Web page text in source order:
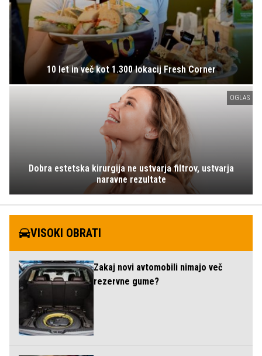
10 let in več kot 1.300 lokacij Fresh Corner
OGLAS
Dobra estetska kirurgija ne ustvarja filtrov, ustvarja
naravne rezultate
VISOKI OBRATI
Zakaj novi avtomobili nimajo več
rezervne gume?